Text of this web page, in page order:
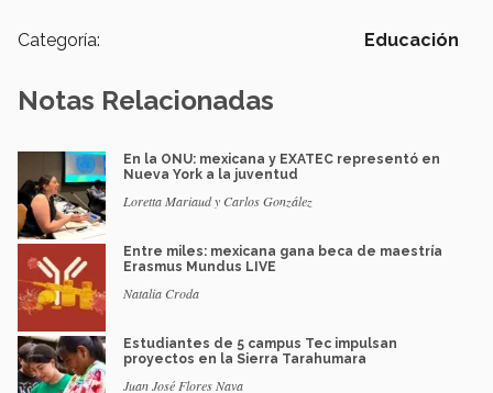
Categoría: Educación
Notas Relacionadas
En la ONU: mexicana y EXATEC representó en
Nueva York a la juventud
Loretta Mariaud y Carlos González
Entre miles: mexicana gana beca de maestría
Erasmus Mundus LIVE
Natalia Croda
Estudiantes de 5 campus Tec impulsan
proyectos en la Sierra Tarahumara
Juan José Flores Nava